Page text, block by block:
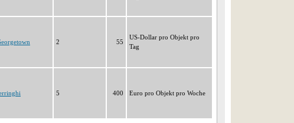
2 55
US-Dollar pro Objekt pro
Tag
5 400 Euro pro Objekt pro Woche